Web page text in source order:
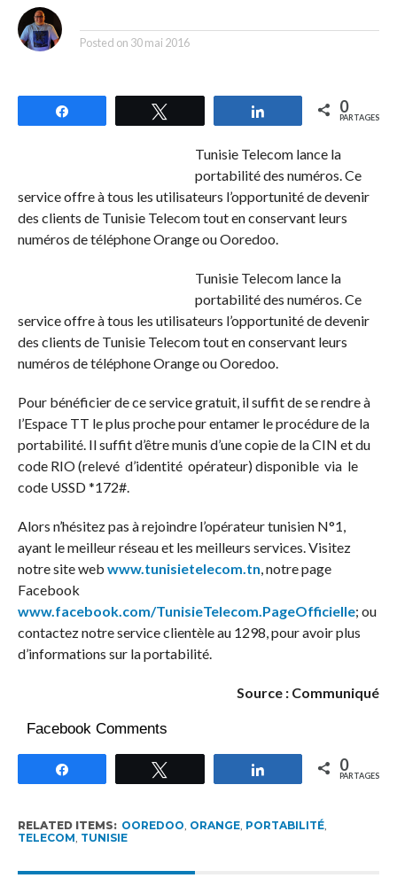
Posted on 30 mai 2016
Partagez 0
PARTAGES
Tunisie Telecom lance la
portabilité des numéros. Ce
service offre à tous les utilisateurs l’opportunité de devenir
des clients de Tunisie Telecom tout en conservant leurs
numéros de téléphone Orange ou Ooredoo.
Tunisie Telecom lance la
portabilité des numéros. Ce
service offre à tous les utilisateurs l’opportunité de devenir
des clients de Tunisie Telecom tout en conservant leurs
numéros de téléphone Orange ou Ooredoo.
Pour bénéficier de ce service gratuit, il suffit de se rendre à
l’Espace TT le plus proche pour entamer le procédure de la
portabilité. Il suffit d’être munis d’une copie de la CIN et du
code RIO (relevé d’identité opérateur) disponible via le
code USSD *172#.
Alors n’hésitez pas à rejoindre l’opérateur tunisien N°1,
ayant le meilleur réseau et les meilleurs services. Visitez
notre site web www.tunisietelecom.tn , notre page
Facebook
www.facebook.com/TunisieTelecom.PageOfficielle; ou
contactez notre service clientèle au 1298, pour avoir plus
d’informations sur la portabilité.
Source : Communiqué
Facebook Comments
Partagez 0
PARTAGES
RELATED ITEMS: OOREDOO ORANGE, PORTABILITÉ,
TELECOM TUNISIE